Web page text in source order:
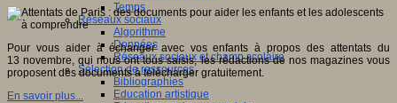
Temps
Réseaux sociaux
Algorithme
Données
Réseaux sociaux et champ scolaire
Sélection de ressources
Bibliographies
Education artistique
Pour vous aider à échanger avec vos enfants à propos des attentats du
13 novembre, qui nous ont tous saisis, les rédactions de nos magazines vous
proposent des documents à télécharger gratuitement.
En savoir plus...